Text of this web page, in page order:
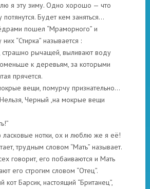
я эту зиму. Одно хорошо — что
Будет кем заняться…
пошел “Мраморного” и
них “Стирка” называется :
страшно рычащей, выливают воду
к деревьям, за которыми
прячется.
вещи, помурчу признательно…
Черный ,на мокрые вещи
ласковые нотки, ох и люблю же я её!
трудным словом “Мать” называет.
говорит, его побаиваются и Мать
его строгим словом “Отец”.
Барсик, настоящий “Британец”,